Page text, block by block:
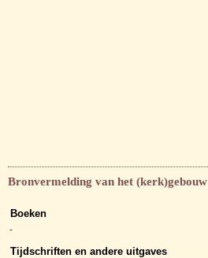
Bronvermelding van het (kerk)gebouw
Boeken
-
Tijdschriften en andere uitgaves